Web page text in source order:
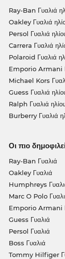
Ray-Ban Γυαλιά
Oakley Γυαλιά
Persol Γυαλιά
Carrera Γυαλιά
Polaroid Γυαλιά
Emporio Armani
Michael Kors
Guess Γυαλιά
Ralph Γυαλιά
Burberry Γυαλιά
Οι πιο
Ray-Ban Γυαλιά
Oakley Γυαλιά
Humphreys
Marc O Polo
Emporio Armani
Guess Γυαλιά
Persol Γυαλιά
Boss Γυαλιά
Tommy Hilfiger